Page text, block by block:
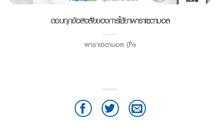
ตอบทุกข้อสงสัยของการใช้ยาพาราเซตามอล
พาราเซตามอล (Pa